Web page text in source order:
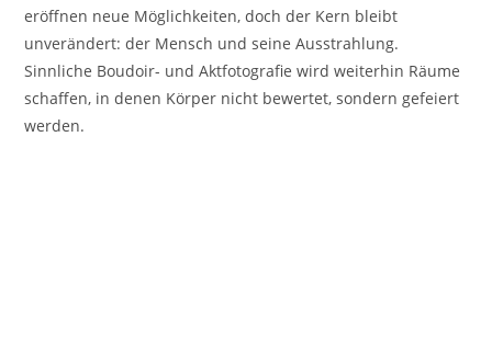
eröffnen neue Möglichkeiten, doch der Kern bleibt
unverändert: der Mensch und seine Ausstrahlung.
Sinnliche Boudoir- und Aktfotografie wird weiterhin Räume
schaffen, in denen Körper nicht bewertet, sondern gefeiert
werden.